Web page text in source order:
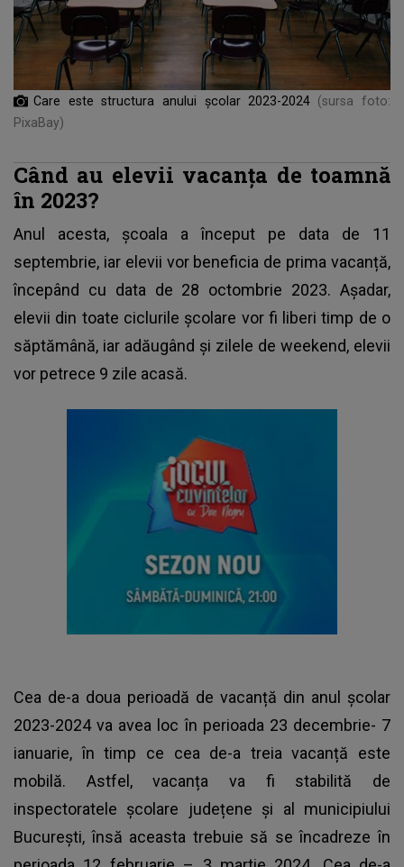
Care este structura anului școlar 2023-2024 (sursa foto:
PixaBay)
Când au elevii vacanța de toamnă
în 2023?
Anul acesta, școala a început pe data de 11
septembrie, iar elevii vor beneficia de prima vacanță,
începând cu data de 28 octombrie 2023. Așadar,
elevii din toate ciclurile școlare vor fi liberi timp de o
săptămână, iar adăugând și zilele de weekend, elevii
vor petrece 9 zile acasă.
Cea de-a doua perioadă de vacanță din anul școlar
2023-2024 va avea loc în perioada 23 decembrie- 7
ianuarie, în timp ce cea de-a treia vacanță este
mobilă. Astfel, vacanța va fi stabilită de
inspectoratele școlare județene și al municipiului
București, însă aceasta trebuie să se încadreze în